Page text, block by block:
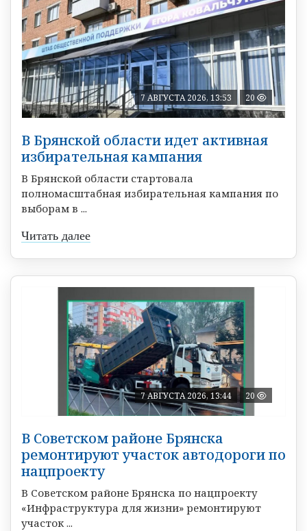
7 АВГУСТА 2026, 13:53 20
В Брянской области идет активная
избирательная кампания
В Брянской области стартовала
полномасштабная избирательная кампания по
выборам в ...
Читать далее
7 АВГУСТА 2026, 13:44 20
В Советском районе Брянска
ремонтируют участок автодороги по
нацпроекту
В Советском районе Брянска по нацпроекту
«Инфраструктура для жизни» ремонтируют
участок ...